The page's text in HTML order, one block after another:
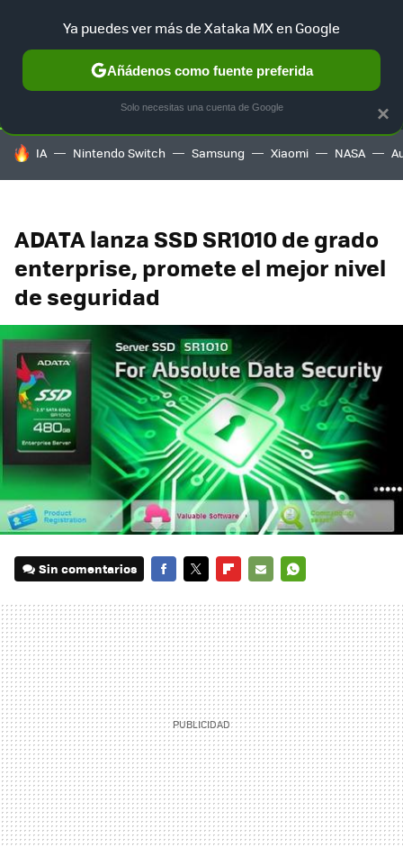
SELECCIÓN GAMING HOME AUTO TERRITORIO
HOY SE HABLA DE
IA Nintendo Switch Samsung Xiaomi NASA
ADATA lanza SSD SR1010 de grado
enterprise, promete el mejor nivel
de seguridad
Sin comentarios
MAIL
×
Ya puedes ver más de Xataka MX en Google
Añádenos como fuente preferida
Solo necesitas una cuenta de Google